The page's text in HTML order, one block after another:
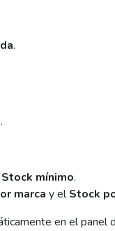
.
Stock mínimo.
marca y elStock
en el panel